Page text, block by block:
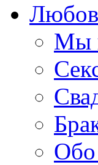
Мы
Обо